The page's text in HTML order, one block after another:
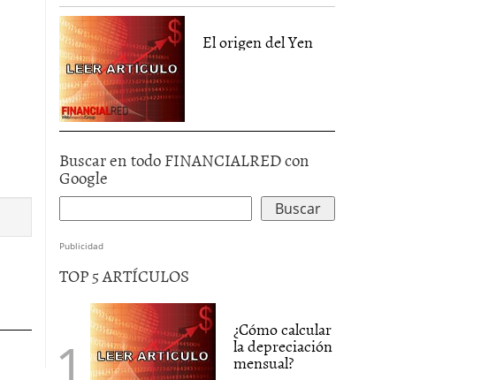
El origen del Yen
Buscar en todo FINANCIALRED con
Google
Publicidad
TOP 5 ARTÍCULOS
¿Cómo calcular
la depreciación
mensual?